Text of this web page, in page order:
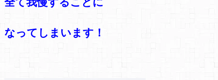
なってしまいます！